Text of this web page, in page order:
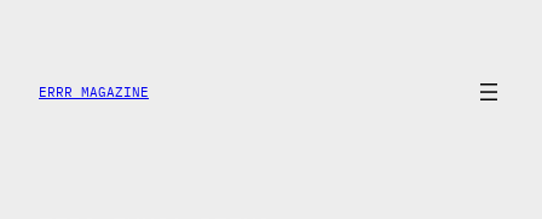
content
ERRR MAGAZINE